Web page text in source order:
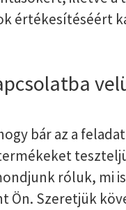
értékesítéséért
bár az a
róluk, mi
Ön. Szeretjük